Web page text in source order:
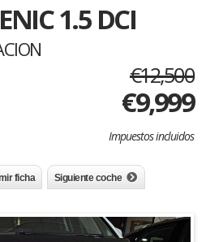
1.5 DCI
€12,500
€9,999
Impuestos incluidos
ficha Siguiente coche